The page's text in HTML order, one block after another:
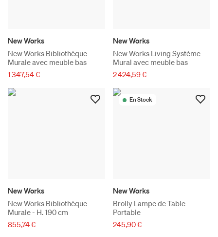
New Works
New Works Bibliothèque
Murale avec meuble bas
1 347,54 €
New Works
New Works Living Système
Mural avec meuble bas
2 424,59 €
New Works
New Works Bibliothèque
Murale - H. 190 cm
855,74 €
En Stock
New Works
Brolly Lampe de Table
Portable
245,90 €